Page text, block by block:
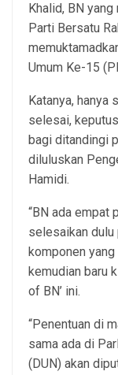
Khalid, BN
Parti Bersatu
Umum Ke-15
Katanya, hanya
selesai,
bagi ditandingi
diluluskan
Hamidi.
“BN ada empat
selesaikan dulu
komponen
kemudian baru
of BN’ ini.
“Penentuan di
sama ada di
(DUN) akan